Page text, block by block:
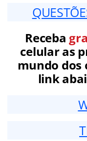
Receba
celular as
mundo dos
link